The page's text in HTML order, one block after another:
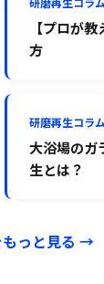
【プロが
方
研磨再生コラム
大浴場のガ
生とは？
もっと見る →